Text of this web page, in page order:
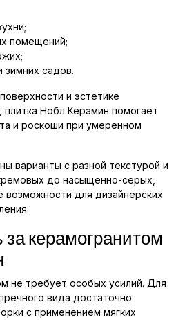
помещений;
зимних садов.
и эстетике
Нобл Керамин помогает
и роскоши при умеренном
варианты с разной текстурой и
до насыщенно-серых,
возможности для дизайнерских
за керамогранитом
не требует особых усилий. Для
вида достаточно
с применением мягких